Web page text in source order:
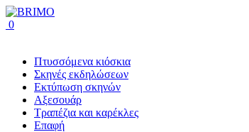
0
Πτυσσόμενα κιόσκια
Σκηνές εκδηλώσεων
Εκτύπωση σκηνών
Αξεσουάρ
Τραπέζια και καρέκλες
Επαφή